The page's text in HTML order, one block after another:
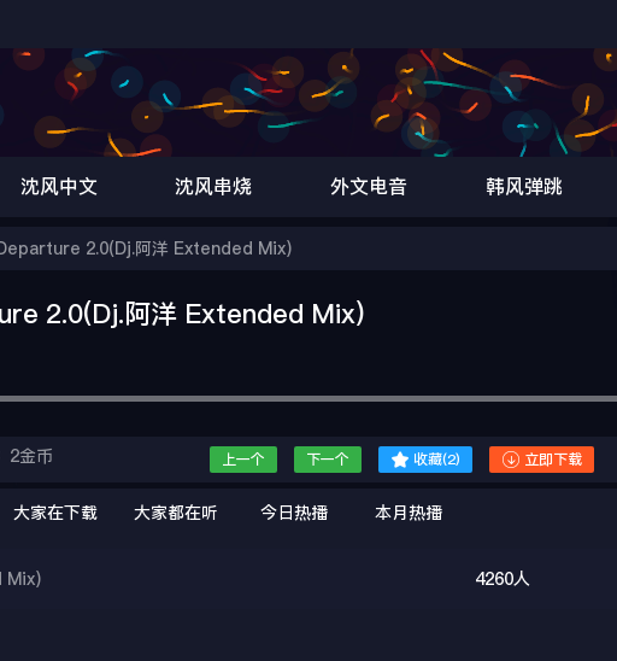
沈风中文 沈风串烧 外文电音 韩风弹跳
Departure 2.0(Dj.阿洋 Extended Mix)
2.0(Dj.阿洋 Extended Mix)
2金币 上一个 下一个  收藏(2)  立即下载
大家在下载 大家都在听 今日热播 本月热播
Mix) 4260人